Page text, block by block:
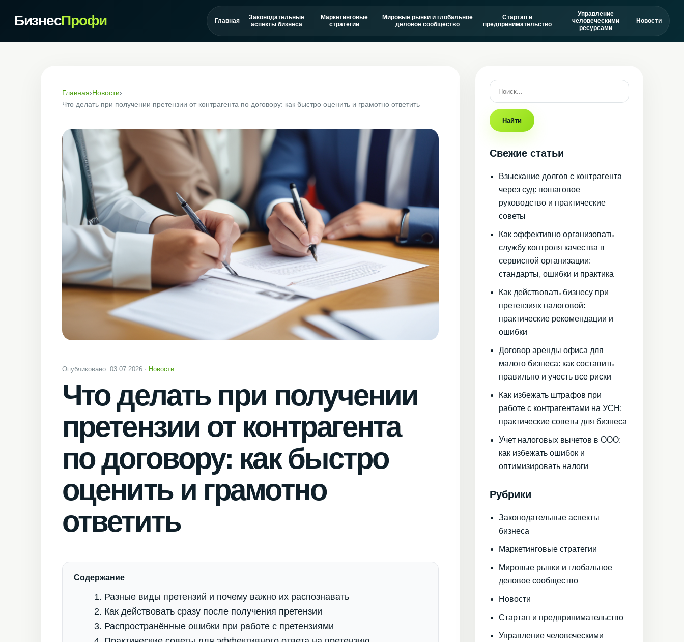
БизнесПрофи Главная
Законодательные
аспекты бизнеса
Маркетинговые
стратегии
Мировые рынки и глобальное
деловое сообщество
Стартап и
предпринимательство
Управление
человеческими
ресурсами
Новости
Главная›Новости›
Что делать при получении претензии от контрагента по договору: как быстро оценить и грамотно ответить
Опубликовано: 03.07.2026 · Новости
Что делать при получении
претензии от контрагента
по договору: как быстро
оценить и грамотно
ответить
Содержание
Разные виды претензий и почему важно их распознавать
Как действовать сразу после получения претензии
Распространённые ошибки при работе с претензиями
Найти
Свежие статьи
Взыскание долгов с контрагента
через суд: пошаговое
руководство и практические
советы
Как эффективно организовать
службу контроля качества в
сервисной организации:
стандарты, ошибки и практика
Как действовать бизнесу при
претензиях налоговой:
практические рекомендации и
ошибки
Договор аренды офиса для
малого бизнеса: как составить
правильно и учесть все риски
Как избежать штрафов при
работе с контрагентами на УСН:
практические советы для бизнеса
Учет налоговых вычетов в ООО:
как избежать ошибок и
оптимизировать налоги
Рубрики
Законодательные аспекты
бизнеса
Маркетинговые стратегии
Мировые рынки и глобальное
деловое сообщество
Новости
Стартап и предпринимательство
Управление человеческими